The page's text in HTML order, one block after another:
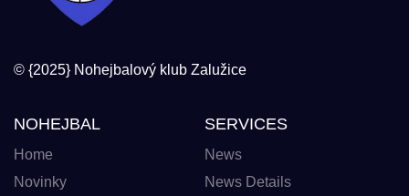
© {2025} Nohejbalový klub Zalužice
NOHEJBAL
Home
Novinky
SERVICES
News
News Details